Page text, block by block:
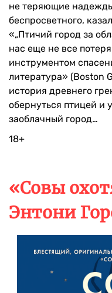
не теряющие
беспросветного,
«„Птичий город за
нас еще не все
инструментом
литература» (Boston
история древнего
обернуться птицей и
заоблачный город…
18+
«Совы
Энтони